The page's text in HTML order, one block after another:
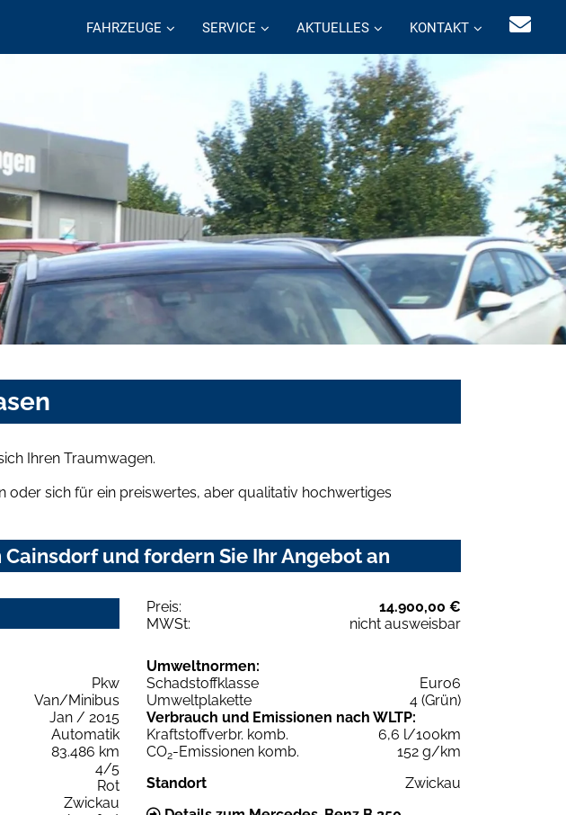
FAHRZEUGE SERVICE AKTUELLES KONTAKT
Ihren Traumwagen.
oder sich für ein preiswertes, aber qualitativ hochwertiges
und fordern Sie Ihr Angebot an
Preis:
14.900,00 €
MWSt:
nicht ausweisbar
Pkw
Van/Minibus
Jan / 2015
Automatik
83.486 km
4/5
Rot
Zwickau
Umweltnormen:
Schadstoffklasse
Euro6
Umweltplakette
4 (Grün)
Verbrauch und Emissionen nach WLTP:
Kraftstoffverbr. komb.
6,6 l/100km
CO2-Emissionen komb.
152 g/km
Standort
Zwickau